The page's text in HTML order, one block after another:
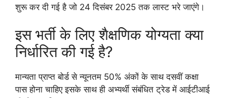
शुरू कर दी गई है जो 24 दिसंबर 2025 तक लास्ट भरे जाएंगे।
इस भर्ती के लिए शैक्षणिक योग्यता क्या
निर्धारित की गई है?
मान्यता प्राप्त बोर्ड से न्यूनतम 50% अंकों के साथ दसवीं कक्षा
पास होना चाहिए इसके साथ ही अभ्यर्थी संबंधित ट्रेड में आईटीआई